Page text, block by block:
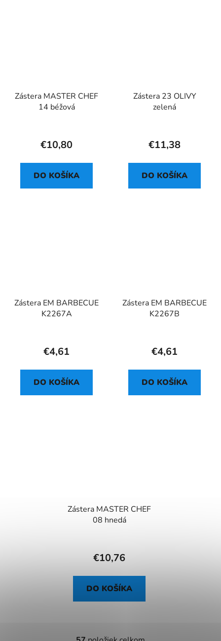
Zástera MASTER CHEF
14 béžová
€10,80
DO KOŠÍKA
Zástera 23 OLIVY
zelená
€11,38
DO KOŠÍKA
Zástera EM BARBECUE
K2267A
€4,61
DO KOŠÍKA
Zástera EM BARBECUE
K2267B
€4,61
DO KOŠÍKA
Zástera MASTER CHEF
08 hnedá
€10,76
DO KOŠÍKA